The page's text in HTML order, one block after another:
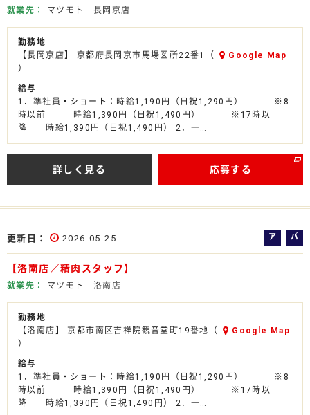
就業先 マツモト 長岡京店
勤務地
【長岡京店】 京都府長岡京市馬場図所22番1（
Google Map
）
給与
1．準社員・ショート：時給1,190円（日祝1,290円） ※8
時以前 時給1,390円（日祝1,490円） ※17時以
降 時給1,390円（日祝1,490円） 2．一…
詳しく見る 応募する
更新日 2026-05-25
ア
ル
パ
ー
【洛南店／精肉スタッフ】
就業先 マツモト 洛南店
勤務地
【洛南店】 京都市南区吉祥院観音堂町19番地（
Google Map
）
給与
1．準社員・ショート：時給1,190円（日祝1,290円） ※8
時以前 時給1,390円（日祝1,490円） ※17時以
降 時給1,390円（日祝1,490円） 2．一…